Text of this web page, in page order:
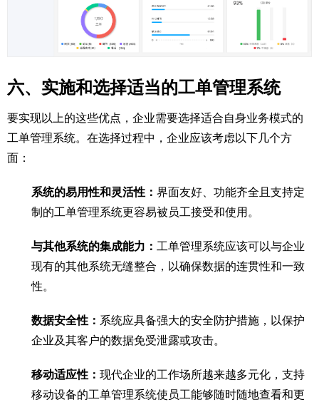
六、实施和选择适当的工单管理系统
要实现以上的这些优点，企业需要选择适合自身业务模式的
工单管理系统。在选择过程中，企业应该考虑以下几个方
面：
系统的易用性和灵活性： 界面友好、功能齐全且支持定
制的工单管理系统更容易被员工接受和使用。
与其他系统的集成能力： 工单管理系统应该可以与企业
现有的其他系统无缝整合，以确保数据的连贯性和一致
性。
数据安全性： 系统应具备强大的安全防护措施，以保护
企业及其客户的数据免受泄露或攻击。
移动适应性： 现代企业的工作场所越来越多元化，支持
移动设备的工单管理系统使员工能够随时随地查看和更